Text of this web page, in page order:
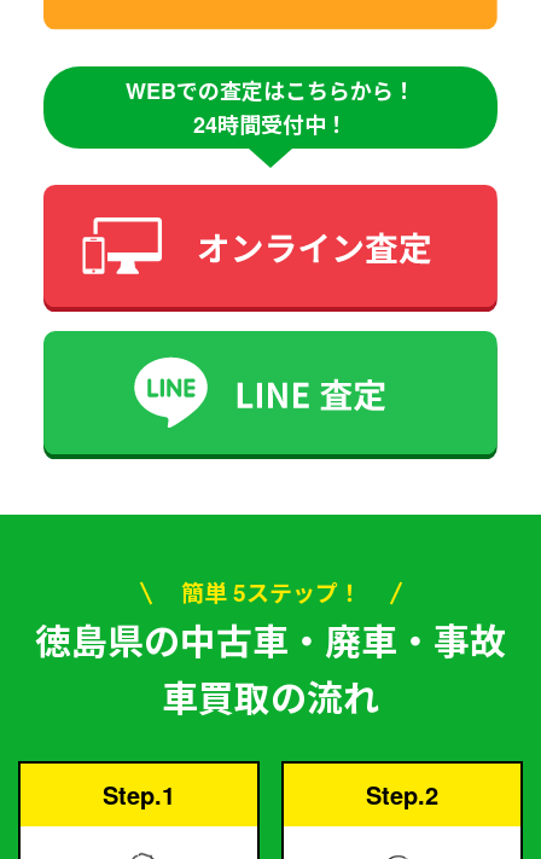
WEBでの査定はこちらから！
24時間受付中！
簡単 5ステップ！
徳島県の中古車・廃車・事故
車買取の流れ
Step.1 Step.2